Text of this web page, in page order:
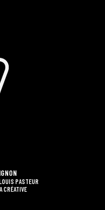
PASTEUR
CRÉATIVE